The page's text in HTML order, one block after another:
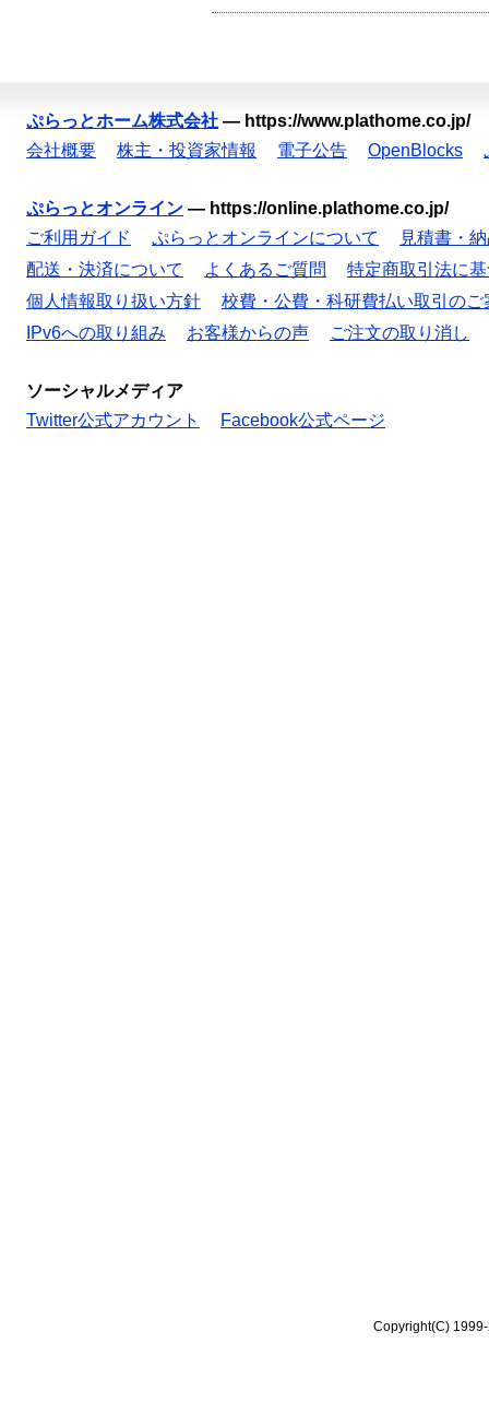
ぷらっとホーム株式会社 — https://www.plathome.co.jp/
会社概要
株主・投資家情報 電子公告 OpenBlocks
ぷらっとオンライン — https://online.plathome.co.jp/
ご利用ガイド
ぷらっとオンラインについて
見積書・
配送・決済について
よくあるご質問
特定商取引法に
個人情報取り扱い方針
校費・公費・科研費払い取引のご
IPv6への取り組み
お客様からの声 ご注文の取り消し
ソーシャルメディア
Twitter公式アカウント
Facebook公式ページ
Copyright(C)